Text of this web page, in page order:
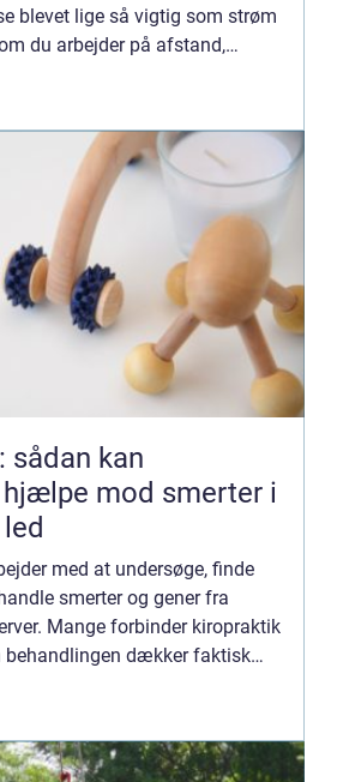
blevet lige så vigtig som strøm
du arbejder på afstand,
sådan kan
hjælpe mod smerter i
med at undersøge, finde
smerter og gener fra
Mange forbinder kiropraktik
behandlingen dækker faktisk